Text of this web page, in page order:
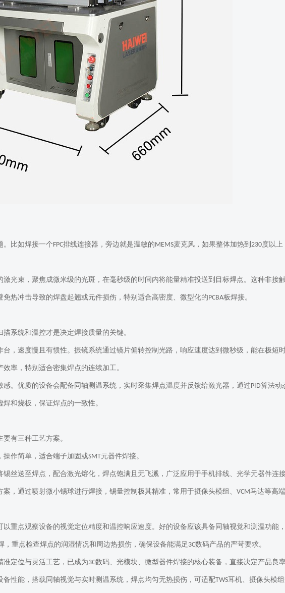
。比如焊接一个FPC排线连接器，旁边就是温敏的MEMS麦克风，如果整体加热到 230度以上
光束，聚焦成微米级的光斑，在毫秒级的时间内将能量精准投送到目标焊点。这种非接
热冲击导致的焊盘起翘或元件损伤，特别适合高密度、微型化的PCBA板焊接。
系统和温控才是决定焊接质量的关键。
，速度慢且有惯性。振镜系统通过镜片偏转控制光路，响应速度达到微秒级，能在极短
率，特别适合密集焊点的连续加工。
。优质的设备会配备同轴测温系统，实时采集焊点温度并反馈给激光器，通过PID算法动
和烧板，保证焊点的一致性。
有三种工艺方案。
操作简单，适合端子加固或SMT元器件焊接。
丝送至焊点，配合激光熔化，焊点饱满且无飞溅，广泛应用于手机排线、光学元器件连接
，通过喷射微小锡球进行焊接，锡量控制极其精准，常用于摄像头模组、 VCM马达等高
以重点观察设备的视觉定位精度和温控响应速度。好的设备应该具备同轴视觉和测温功能
，重点检查焊点的润湿情况和周边热损伤，确保设备能满足 3C数码产品的严苛要求。
准定位与灵活工艺，已成为3C数码、光模块、微型器件焊接的核心装备，直接决定产品良
性能，搭载同轴视觉与实时测温系统，焊点均匀无热损伤，可适配TWS耳机、摄像头模